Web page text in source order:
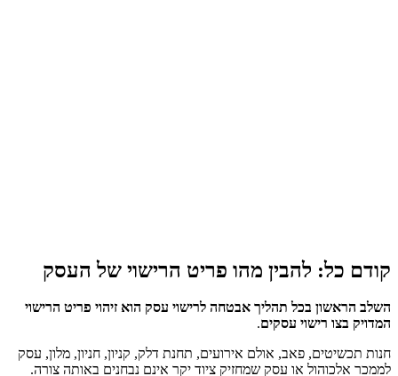
קודם כל: להבין מהו פריט הרישוי של העסק
השלב הראשון בכל תהליך אבטחה לרישוי עסק הוא זיהוי פריט הרישוי
המדויק בצו רישוי עסקים.
חנות תכשיטים, פאב, אולם אירועים, תחנת דלק, קניון, חניון, מלון, עסק
לממכר אלכוהול או עסק שמחזיק ציוד יקר אינם נבחנים באותה צורה.